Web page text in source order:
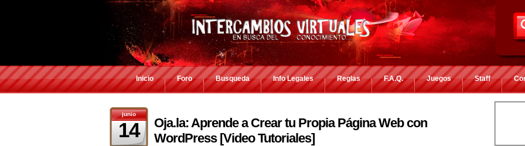
Inicio Foro Busqueda Info Legales Reglas F.A.Q. Juegos Staff
junio
14
Oja.la: Aprende a Crear tu Propia Página Web con
WordPress [Video Tutoriales]